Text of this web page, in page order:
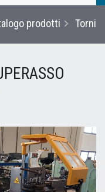
prodotti Torni